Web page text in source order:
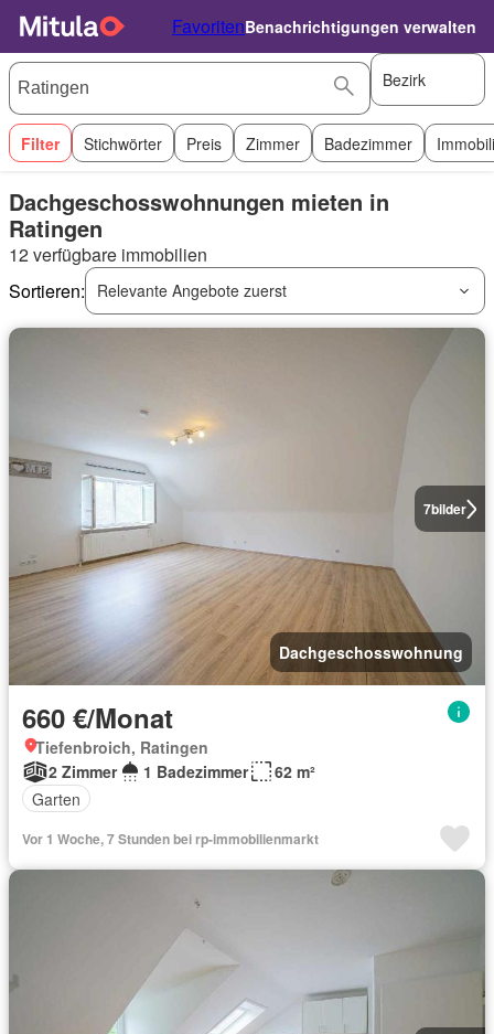
FavoritenBenachrichtigungen verwalten
Bezirk
Filter Stichwörter Preis Zimmer Badezimmer
Dachgeschosswohnungen mieten in
Ratingen
12 verfügbare immobilien
Sortieren:
Relevante Angebote zuerst
7bilder
Dachgeschosswohnung
660 €/Monat
Tiefenbroich, Ratingen
2 Zimmer
1 Badezimmer
62 m²
Garten
Vor 1 Woche, 7 Stunden bei rp-immobilienmarkt